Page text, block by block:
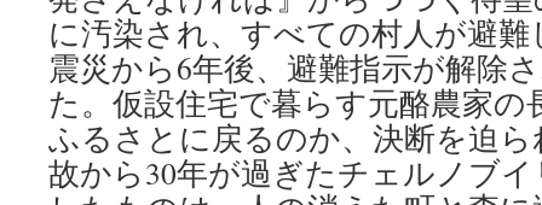
に汚染され、すべての村人が避
震災から6年後、避難指示が解除
た。仮設住宅で暮らす元酪農家の
ふるさとに戻るのか、決断を迫
故から30年が過ぎたチェルノブ